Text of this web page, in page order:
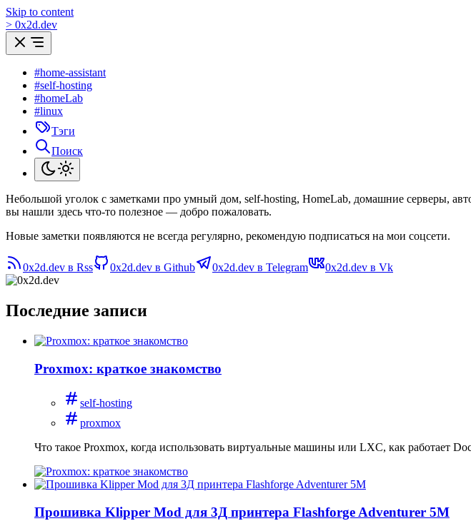
Skip to content
> 0x2d.dev
#home-assistant
#self-hosting
#homeLab
#linux
Тэги
Поиск
Небольшой уголок с заметками про умный дом, self-hosting, HomeLab, домашние серверы,
вы нашли здесь что-то полезное — добро пожаловать.
Новые заметки появляются не всегда регулярно, рекомендую подписаться на мои соцсети.
0x2d.dev в Rss 0x2d.dev в Github 0x2d.dev в Telegram 0x2d.dev в Vk
Последние записи
Proxmox: краткое знакомство
self-hosting
proxmox
Что такое Proxmox, когда использовать виртуальные машины или LXC, как работает
Прошивка Klipper Mod для 3Д принтера Flashforge Adventurer 5M